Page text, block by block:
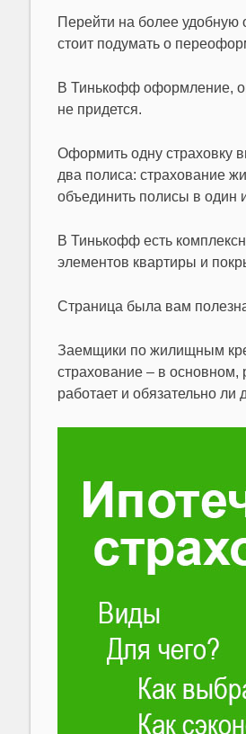
Перейти на более удобную
стоит подумать о
В Тинькофф оформление,
не придется.
Оформить одну страховку
два полиса: страхование
объединить полисы в один
В Тинькофф есть
элементов квартиры и
Страница была вам
Заемщики по жилищным
страхование – в основном,
работает и обязательно ли